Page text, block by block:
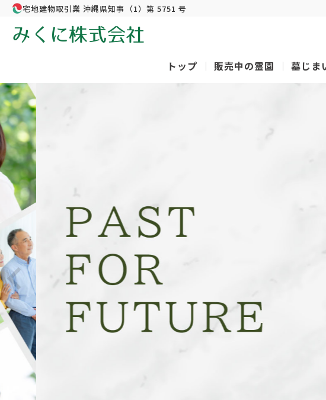
宅地建物取引業 沖縄県知事（1）第 5751 号
みくに株式会社
トップ 販売中の霊園 墓じま